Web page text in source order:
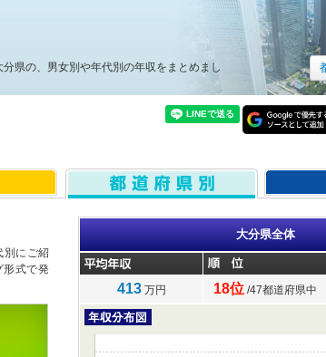
県の、男女別や年代別の年収をまとめまし
別にご紹
式で発
大分県全体
413 万円 18位 /47都道府県中